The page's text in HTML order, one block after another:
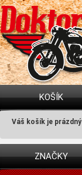
KOŠÍK
Váš košík je prázdný
ZNAČKY